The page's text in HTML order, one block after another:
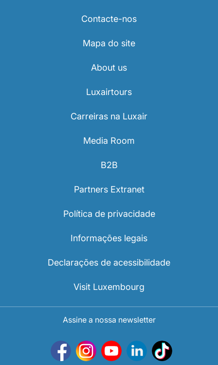
Contacte-nos
Mapa do site
About us
Luxairtours
Carreiras na Luxair
Media Room
B2B
Partners Extranet
Política de privacidade
Informações legais
Declarações de acessibilidade
Visit Luxembourg
Assine a nossa newsletter